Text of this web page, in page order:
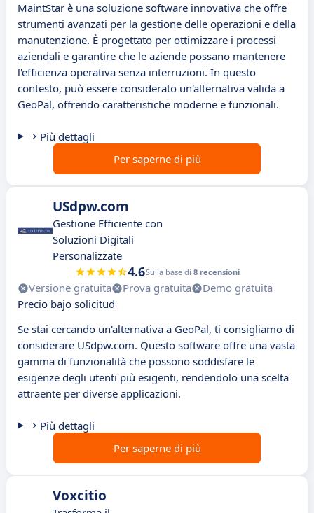
MaintStar è una soluzione software innovativa che offre
strumenti avanzati per la gestione delle operazioni e della
manutenzione. È progettato per ottimizzare i processi
aziendali e garantire che le aziende possano mantenere
l'efficienza operativa senza interruzioni. In questo
contesto, può essere considerato un'alternativa valida a
GeoPal, offrendo caratteristiche moderne e funzionali.
Più dettagli
Per saperne di più
USdpw.com
Gestione Efficiente con
Soluzioni Digitali
Personalizzate
4.6Sulla base di 8 recensioni
Versione gratuita Prova gratuita
Demo gratuita
Precio bajo solicitud
Se stai cercando un'alternativa a GeoPal, ti consigliamo di
considerare USdpw.com. Questo software offre una vasta
gamma di funzionalità che possono soddisfare le
esigenze degli utenti più esigenti, rendendolo una scelta
attraente per diverse applicazioni.
Più dettagli
Per saperne di più
Voxcitio